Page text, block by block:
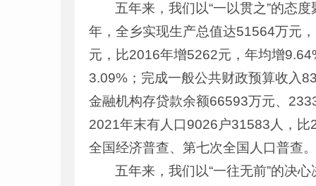
五年来，我们以“一以贯之”的态
年，全乡实现生产总值达51564万元
元，比2016年增5262元，年均增
3.09%；完成一般公共财政预算收入
金融机构存贷款余额66593万元、
2021年末有人口9026户31583人，
全国经济普查、第七次全国人口普查。
五年来，我们以“一往无前”的决